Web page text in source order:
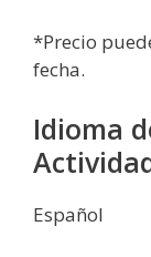
*Precio
fecha.
Idioma
Español